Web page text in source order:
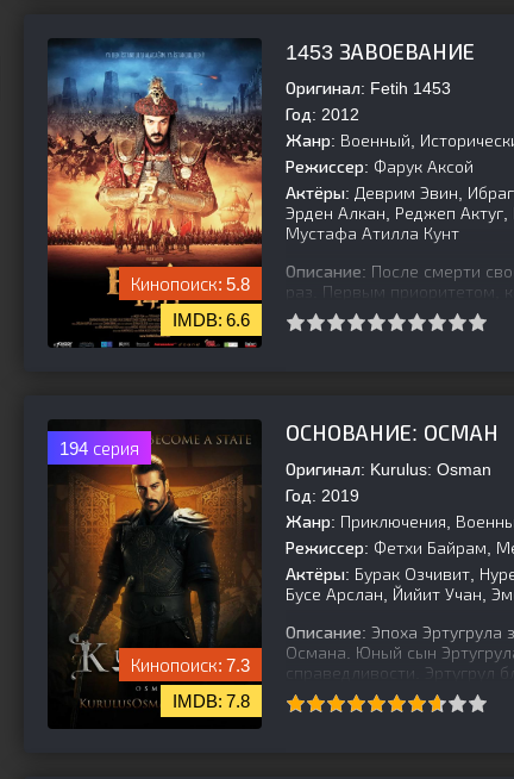
5.8
6.6
1453 ЗАВОЕВАНИЕ
Оригинал: Fetih 1453
Год: 2012
Жанр: Военный,
Режиссер: Фарук Аксой
Актёры: Деврим Эвин,
Эрден Алкан, Реджеп
Мустафа Атилла Кунт
Описание: После смерти
раз. Первым приоритетом,
присоединение
194 серия
7.3
7.8
ОСНОВАНИЕ: ОСМАН
Оригинал: Kurulus: Osman
Год: 2019
Жанр: Приключения,
Режиссер: Фетхи Байрам,
Актёры: Бурак Озчивит,
Бусе Арслан, Йийит Учан,
Описание: Эпоха Эртугрула
Османа. Юный сын
справедливости. Эртугрул